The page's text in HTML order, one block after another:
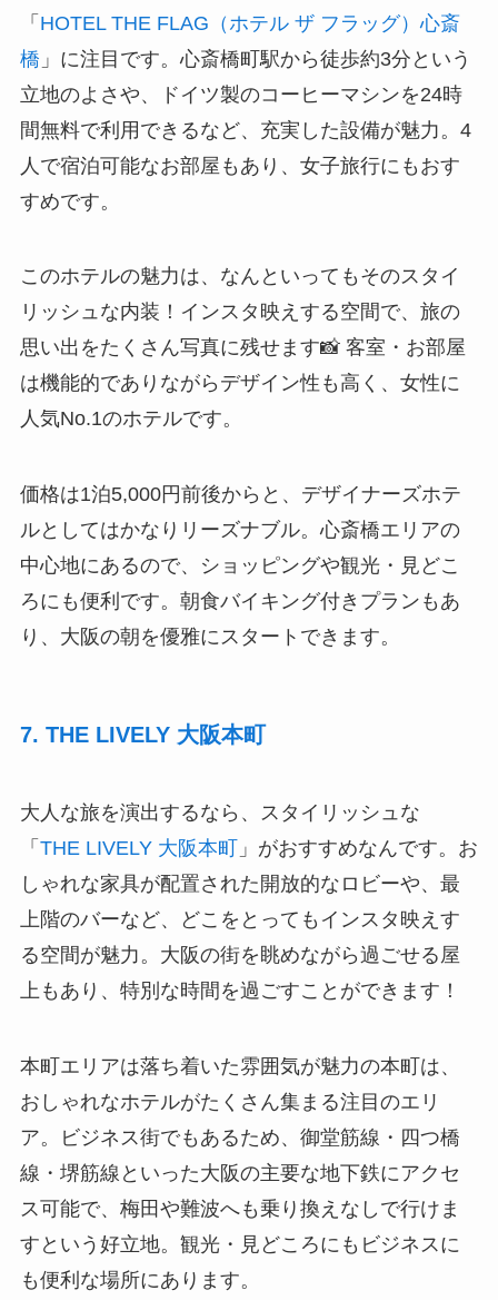
「 HOTEL THE FLAG（ホテル ザ フラッグ）心斎
橋 」に注目です。⼼斎橋町駅から徒歩約3分という
立地のよさや、ドイツ製のコーヒーマシンを24時
間無料で利用できるなど、充実した設備が魅力。4
人で宿泊可能なお部屋もあり、女子旅行にもおす
すめです。
このホテルの魅力は、なんといってもそのスタイ
リッシュな内装！インスタ映えする空間で、旅の
思い出をたくさん写真に残せます📸 客室・お部屋
は機能的でありながらデザイン性も高く、女性に
人気No.1のホテルです。
価格は1泊5,000円前後からと、デザイナーズホテ
ルとしてはかなりリーズナブル。心斎橋エリアの
中心地にあるので、ショッピングや観光・見どこ
ろにも便利です。朝食バイキング付きプランもあ
り、大阪の朝を優雅にスタートできます。
7. THE LIVELY 大阪本町
大人な旅を演出するなら、スタイリッシュな
「 THE LIVELY 大阪本町」がおすすめなんです。お
しゃれな家具が配置された開放的なロビーや、最
上階のバーなど、どこをとってもインスタ映えす
る空間が魅力。大阪の街を眺めながら過ごせる屋
上もあり、特別な時間を過ごすことができます！
本町エリアは落ち着いた雰囲気が魅力の本町は、
おしゃれなホテルがたくさん集まる注目のエリ
ア。ビジネス街でもあるため、御堂筋線・四つ橋
線・堺筋線といった大阪の主要な地下鉄にアクセ
ス可能で、梅田や難波へも乗り換えなしで行けま
すという好立地。観光・見どころにもビジネスに
も便利な場所にあります。